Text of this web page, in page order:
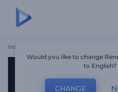
Início
Would you like to change
to English?
CHANGE